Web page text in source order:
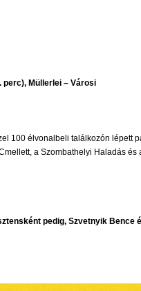
perc), Müllerlei – Városi
100 élvonalbeli találkozón lépett
a Szombathelyi Haladás
pedig, Szvetnyik Bence